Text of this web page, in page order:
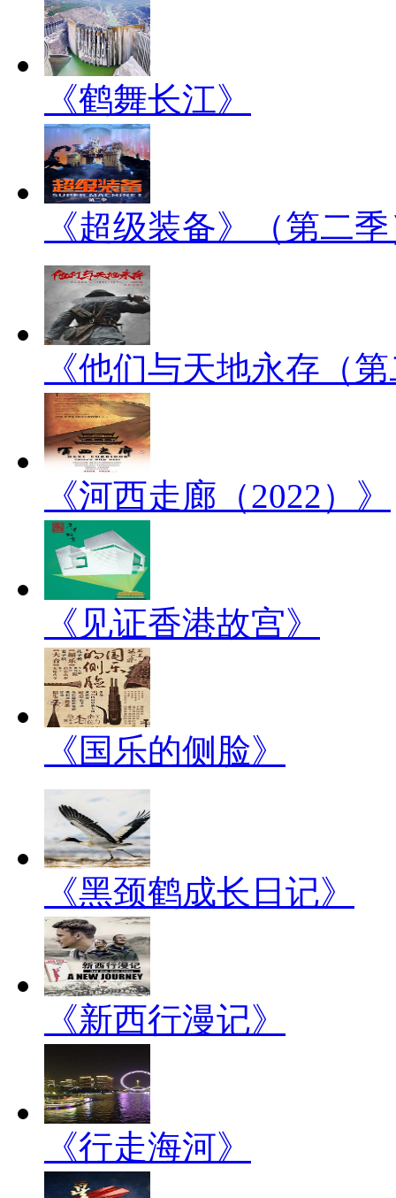
《鹤舞长江》
《超级装备》（第二
《他们与天地永存（
《河西走廊（2022）》
《见证香港故宫》
《国乐的侧脸》
《黑颈鹤成长日记》
《新西行漫记》
《行走海河》